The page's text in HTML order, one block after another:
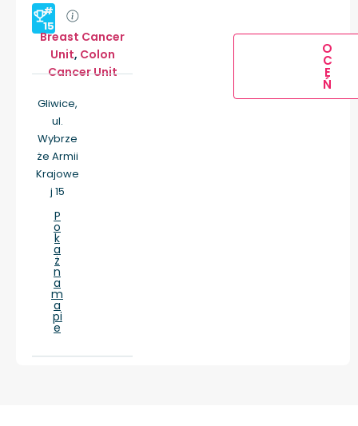
#
15
Breast Cancer
Unit, Colon
Cancer Unit
Gliwice,
ul.
Wybrze
że Armii
Krajowe
j 15
P
o
k
a
ż
n
a
m
a
pi
e
O
C
E
Ń